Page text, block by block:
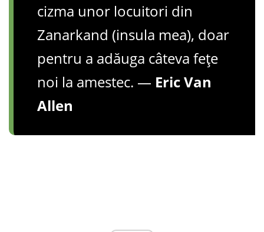
cizma unor locuitori din
Zanarkand (insula mea), doar
pentru a adăuga câteva fețe
noi la amestec. — Eric Van
Allen